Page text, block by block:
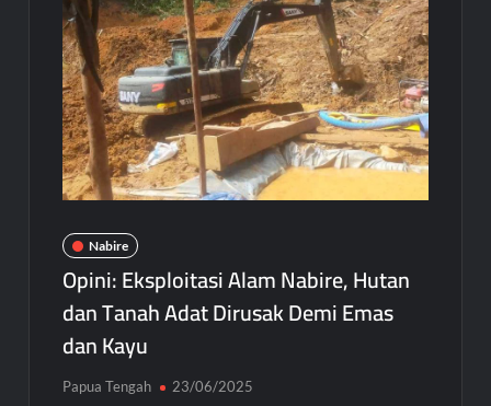
Razia Ketat di Pelabuhan Pomako, Aparat Sita 99,2 Liter Sopi
dari Kapal KM Sirimau
Bupati Mimika Teken Nota Kesepakatan Pembangunan
Gedung Perawatan C2 RSUD Mimika Senilai Rp242 Miliar
Pemkab Intan Jaya Terapkan WFH Setiap Jumat, Aktivitas ASN
Dipantau Secara Daring
Gubernur Meki Nawipa Paparkan Kemajuan Tujuh Program
Prioritas Pendidikan Papua Tengah Tahun 2025
Nabire
Opini: Eksploitasi Alam Nabire, Hutan
dan Tanah Adat Dirusak Demi Emas
dan Kayu
Papua Tengah 23/06/2025